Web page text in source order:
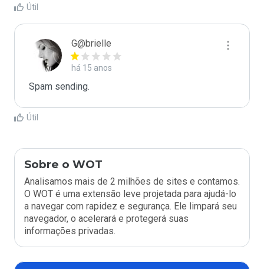
Útil
G@brielle
há 15 anos
Spam sending.
Útil
Sobre o WOT
Analisamos mais de 2 milhões de sites e contamos.
O WOT é uma extensão leve projetada para ajudá-lo
a navegar com rapidez e segurança. Ele limpará seu
navegador, o acelerará e protegerá suas
informações privadas.